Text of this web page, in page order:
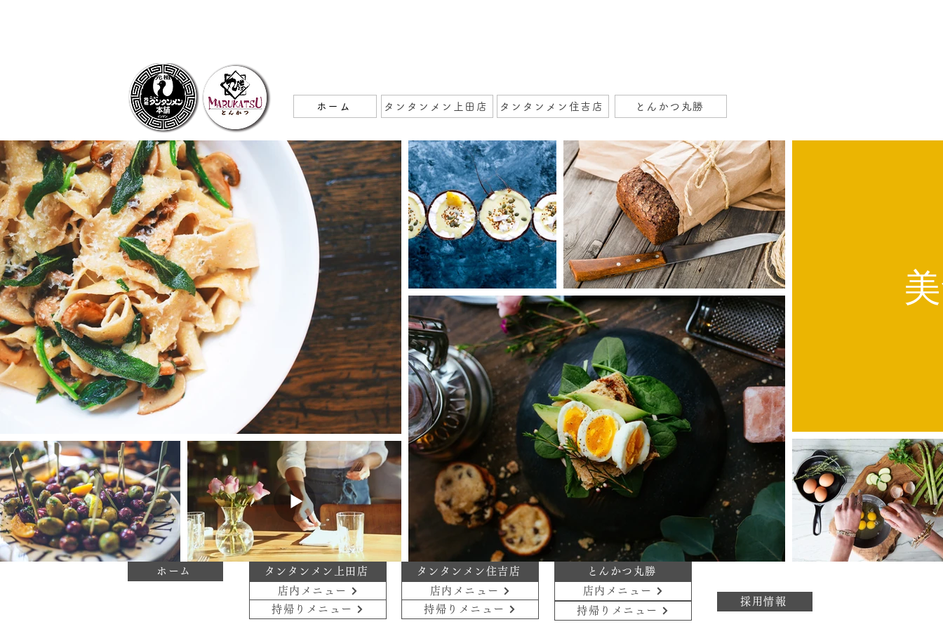
ホーム タンタンメン上田店 タンタンメン住吉店 とんかつ丸勝
ホーム
タンタンメン上田店
店内メニュー
持帰りメニュー
タンタンメン住吉店
店内メニュー
持帰りメニュー
とんかつ丸勝
店内メニュー
持帰りメニュー
採用情報